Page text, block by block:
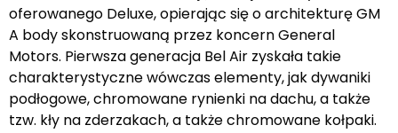
oferowanego Deluxe, opierając się o architekturę GM
A body skonstruowaną przez koncern General
Motors. Pierwsza generacja Bel Air zyskała takie
charakterystyczne wówczas elementy, jak dywaniki
podłogowe, chromowane rynienki na dachu, a także
tzw. kły na zderzakach, a także chromowane kołpaki.